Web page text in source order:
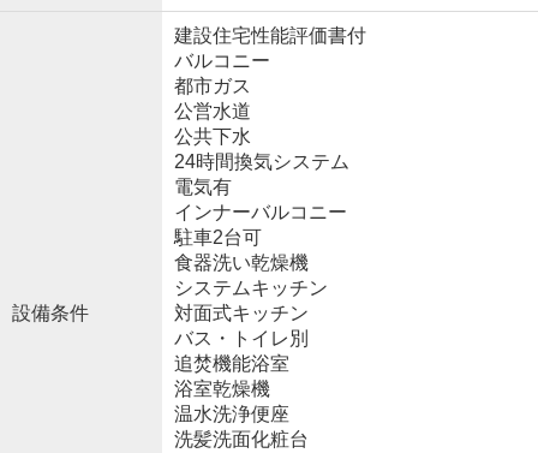
設備条件
建設住宅性能評価書付
バルコニー
都市ガス
公営水道
公共下水
24時間換気システム
電気有
インナーバルコニー
駐車2台可
食器洗い乾燥機
システムキッチン
対面式キッチン
バス・トイレ別
追焚機能浴室
浴室乾燥機
温水洗浄便座
洗髪洗面化粧台